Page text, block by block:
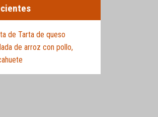
de Tarta de queso
de arroz con pollo,